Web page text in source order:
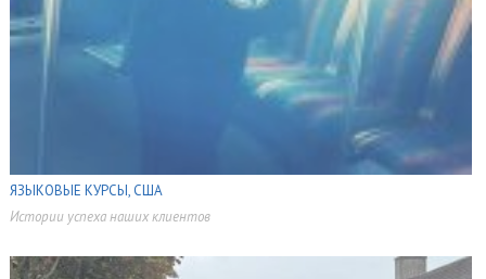
ЯЗЫКОВЫЕ КУРСЫ, США
Истории успеха наших клиентов